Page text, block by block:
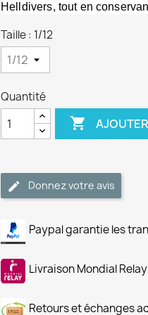
Helldivers, tout en
Taille : 1/12
Quantité

Donnez votre avis
Paypal garantie les
Livraison Mondial Relay
Retours et échanges